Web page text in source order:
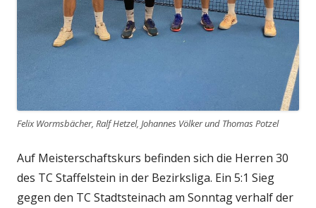
Felix Wormsbächer, Ralf Hetzel, Johannes Völker und Thomas Potzel
Auf Meisterschaftskurs befinden sich die Herren 30
des TC Staffelstein in der Bezirksliga. Ein 5:1 Sieg
gegen den TC Stadtsteinach am Sonntag verhalf der